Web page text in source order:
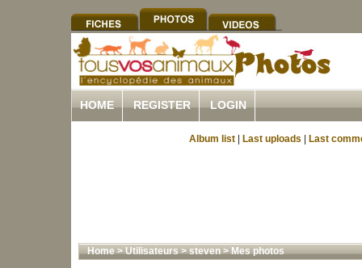
HOME REGISTER LOGIN
Album list Last uploads Last
Home>Utilisateurs>steven>Mes photos